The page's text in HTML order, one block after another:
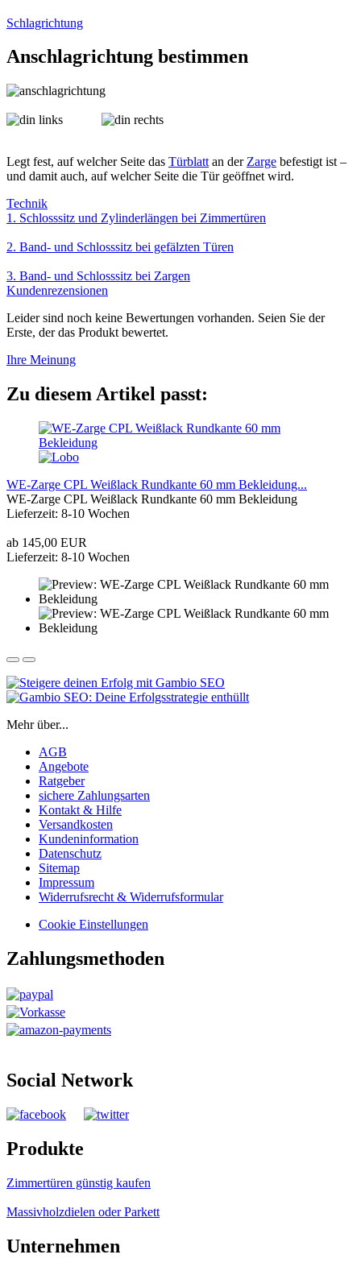
Schlagrichtung
Anschlagrichtung bestimmen
Legt fest, auf welcher Seite das Türblatt an der Zarge befestigt ist –
und damit auch, auf welcher Seite die Tür geöffnet wird.
Technik
1. Schlosssitz und Zylinderlängen bei Zimmertüren
2. Band- und Schlosssitz bei gefälzten Türen
3. Band- und Schlosssitz bei Zargen
Kundenrezensionen
Leider sind noch keine Bewertungen vorhanden. Seien Sie der
Erste, der das Produkt bewertet.
Ihre Meinung
Zu diesem Artikel passt:
WE-Zarge CPL Weißlack Rundkante 60 mm Bekleidung...
WE-Zarge CPL Weißlack Rundkante 60 mm Bekleidung
Lieferzeit: 8-10 Wochen
ab 145,00 EUR
Lieferzeit: 8-10 Wochen
Mehr über...
AGB
Angebote
Ratgeber
sichere Zahlungsarten
Kontakt & Hilfe
Versandkosten
Kundeninformation
Datenschutz
Sitemap
Impressum
Widerrufsrecht & Widerrufsformular
Cookie Einstellungen
Zahlungsmethoden
Social Network
Produkte
Zimmertüren günstig kaufen
Massivholzdielen oder Parkett
Unternehmen